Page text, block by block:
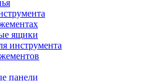
ящики
инструмента
панели